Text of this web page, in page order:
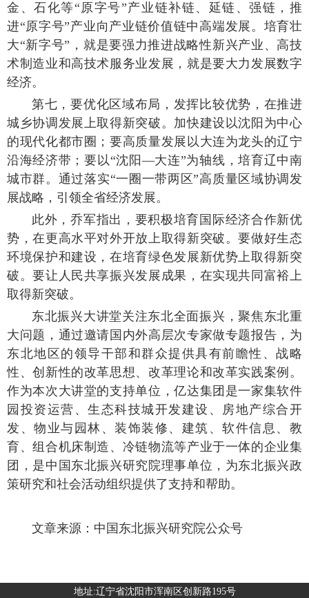
金、石化等“原字号”产业链补链、延链、强链，推
进“原字号”产业向产业链价值链中高端发展。培育壮
大“新字号”，就是要强力推进战略性新兴产业、高技
术制造业和高技术服务业发展，就是要大力发展数字
经济。
第七，要优化区域布局，发挥比较优势，在推进
城乡协调发展上取得新突破。加快建设以沈阳为中心
的现代化都市圈；要高质量发展以大连为龙头的辽宁
沿海经济带；要以“沈阳—大连”为轴线，培育辽中南
城市群。通过落实“一圈一带两区”高质量区域协调发
展战略，引领全省经济发展。
此外，乔军指出，要积极培育国际经济合作新优
势，在更高水平对外开放上取得新突破。要做好生态
环境保护和建设，在培育绿色发展新优势上取得新突
破。要让人民共享振兴发展成果，在实现共同富裕上
取得新突破。
东北振兴大讲堂关注东北全面振兴，聚焦东北重
大问题，通过邀请国内外高层次专家做专题报告，为
东北地区的领导干部和群众提供具有前瞻性、战略
性、创新性的改革思想、改革理论和改革实践案例。
作为本次大讲堂的支持单位，亿达集团是一家集软件
园投资运营、生态科技城开发建设、房地产综合开
发、物业与园林、装饰装修、建筑、软件信息、教
育、组合机床制造、冷链物流等产业于一体的企业集
团，是中国东北振兴研究院理事单位，为东北振兴政
策研究和社会活动组织提供了支持和帮助。
文章来源：中国东北振兴研究院公众号
地址:辽宁省沈阳市浑南区创新路195号